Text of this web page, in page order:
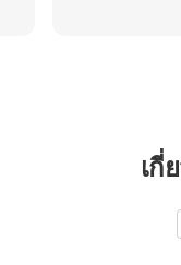
เกี่